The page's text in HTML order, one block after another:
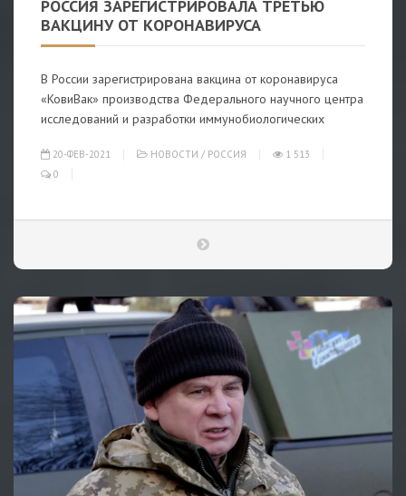
РОССИЯ ЗАРЕГИСТРИРОВАЛА ТРЕТЬЮ
ВАКЦИНУ ОТ КОРОНАВИРУСА
В России зарегистрирована вакцина от коронавируса
«КовиВак» производства Федерального научного центра
исследований и разработки иммунобиологических
20-ФЕВ-2021 НОВОСТИ / РОССИЯ
1 513
0